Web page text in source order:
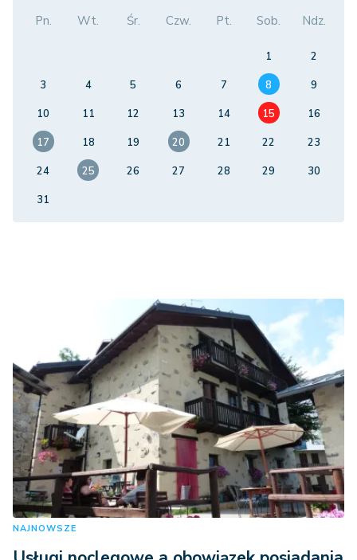
Pn. Wt. Śr. Czw. Pt. Sob. Ndz.
1
2
3
4 5 6 7 8
9
10
11 12 13 14 15
16
17
18 19 20 21 22
23
24
25 26 27 28 29
30
31
NAJNOWSZE